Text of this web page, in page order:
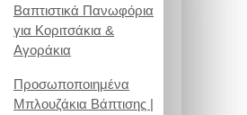
Βαπτιστικά Πανωφόρια
για Κοριτσάκια &
Αγοράκια
Προσωποποιημένα
Μπλουζάκια Βάπτισης |